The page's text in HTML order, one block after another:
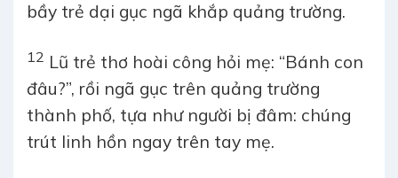
bầy trẻ dại gục ngã khắp quảng trường.
12 Lũ trẻ thơ hoài công hỏi mẹ: “Bánh con
đâu?”, rồi ngã gục trên quảng trường
thành phố, tựa như người bị đâm: chúng
trút linh hồn ngay trên tay mẹ.